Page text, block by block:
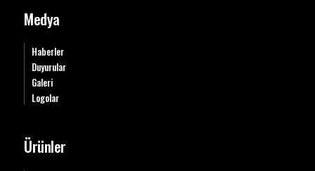
Medya
Haberler
Duyurular
Galeri
Logolar
Ürünler